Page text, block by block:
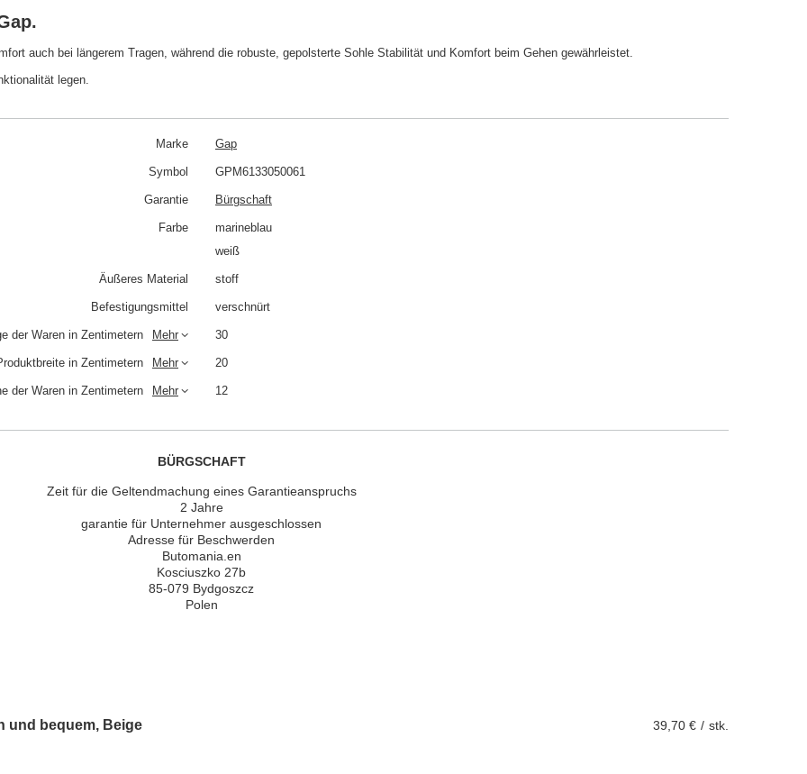
auch bei längerem Tragen, während die robuste, gepolsterte Sohle Stabilität und Komfort beim Gehen gewährleistet.
legen.
Marke Gap
Symbol GPM6133050061
Garantie Bürgschaft
Farbe
marineblau
weiß
Äußeres Material stoff
Befestigungsmittel verschnürt
der Waren in Zentimetern Mehr 30
in Zentimetern Mehr 20
der Waren in Zentimetern Mehr 12
BÜRGSCHAFT
Zeit für die Geltendmachung eines Garantieanspruchs
2 Jahre
garantie für Unternehmer ausgeschlossen
Adresse für Beschwerden
Butomania.en
Kosciuszko 27b
85-079 Bydgoszcz
Polen
und bequem, Beige 39,70 € / stk.